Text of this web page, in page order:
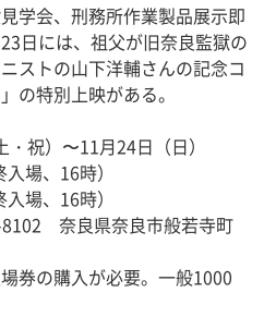
学会、刑務所作業製品展示即
日には、祖父が旧奈良監獄の
ストの山下洋輔さんの記念コ
の特別上映がある。
祝）〜11月24日（日）
場、16時）
場、16時）
奈良県奈良市般若寺町
券の購入が必要。一般1000